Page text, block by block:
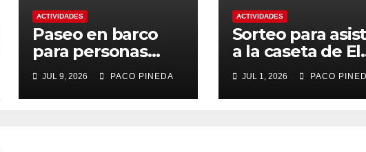
ACTIVIDADES
Paseo en barco
para personas
mayores
JUL 9, 2026 PACO PINEDA
ACTIVIDADES
Sorteo para
a la caseta de El
Rengue, Feria
Málaga 2026
JUL 1, 2026 PACO